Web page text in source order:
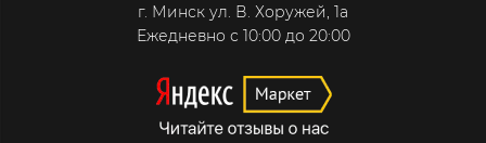
г. Минск ул. В. Хоружей, 1а
Ежедневно с 10:00 до 20:00